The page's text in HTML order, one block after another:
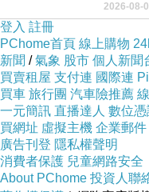
點虛，
2026-08-
登入 註冊
PChome首頁 線上購物
新聞 /氣象 股市 個人新聞
買賣租屋 支付連 國際連
買車 旅行團 汽車險推薦
一元簡訊 直播達人 數位憑
買網址 虛擬主機 企業郵件
廣告刊登 隱私權聲明
消費者保護 兒童網路安全
About PChome 投資人聯